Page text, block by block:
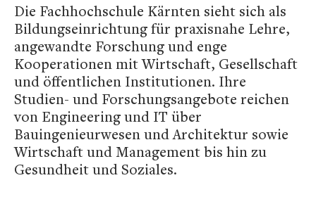
Die Fachhochschule Kärnten sieht sich als
Bildungseinrichtung für praxisnahe Lehre,
angewandte Forschung und enge
Kooperationen mit Wirtschaft, Gesellschaft
und öffentlichen Institutionen. Ihre
Studien- und Forschungsangebote reichen
von Engineering und IT über
Bauingenieurwesen und Architektur sowie
Wirtschaft und Management bis hin zu
Gesundheit und Soziales.